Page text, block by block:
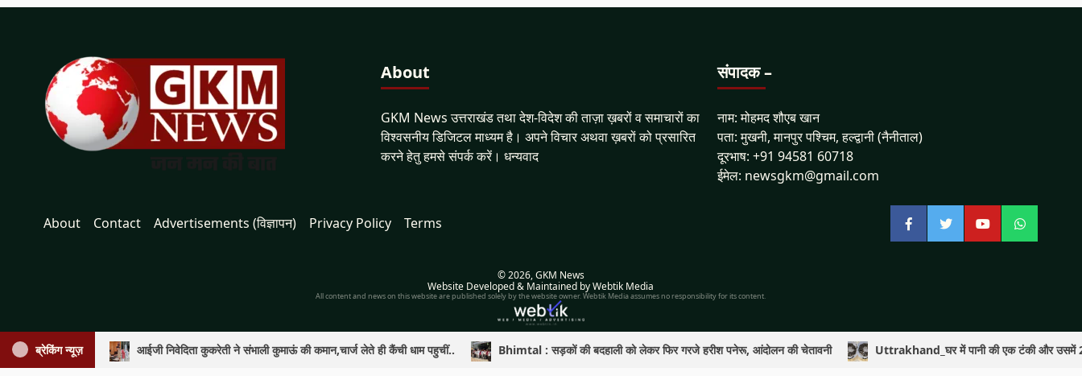
About
GKM News उत्तराखंड तथा देश-विदेश की ताज़ा ख़बरों व समाचारों का
विश्वसनीय डिजिटल माध्यम है। अपने विचार अथवा ख़बरों को प्रसारित
करने हेतु हमसे संपर्क करें। धन्यवाद
संपादक –
नाम: मोहमद शौएब खान
पता: मुखनी, मानपुर पश्चिम, हल्द्वानी (नैनीताल)
दूरभाष: +91 94581 60718
ईमेल: newsgkm@gmail.com
About Contact Advertisements (विज्ञापन) Privacy Policy Terms FacebookTwitterYouTubeWhatsApp
© 2026,GKM News
Website Developed & Maintained by Webtik Media
All content and news on this website are published solely by the website owner. Webtik Media assumes no responsibility for its content.
ब्रेकिंग न्यूज़ आईजी निवेदिता कुकरेती ने संभाली कुमाऊं की कमान,चार्ज लेते ही कैंची धाम पहुचीं.. Bhimtal : सड़कों की बदहाली को लेकर फिर गरजे हरीश पनेरू, आंदोलन की चेतावनी Uttrakhand_घर में पानी की एक टंकी और उसमें